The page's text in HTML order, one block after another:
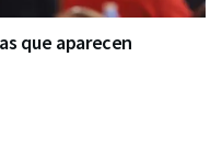
que aparecen